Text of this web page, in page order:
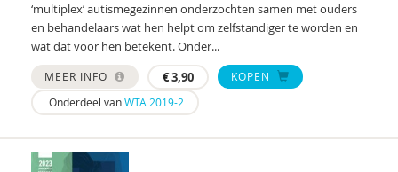
Arnold A.J. Bartels
AMC/de Bascule
Jojanneke Bastiaansen
Laura Batstra
Esther Bazuin
‘multiplex’ autismegezinnen onderzochten samen met ouders
en behandelaars wat hen helpt om zelfstandiger te worden en
wat dat voor hen betekent. Onder...
MEER INFO €3,90
KOPEN
Onderdeel vanWTA 2019-2